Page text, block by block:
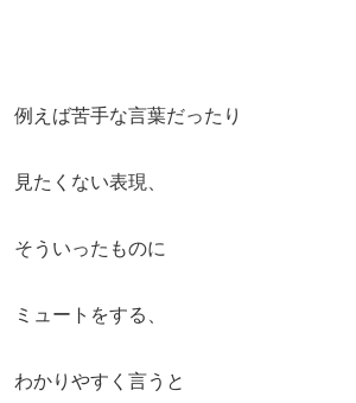
例えば苦手な言葉だったり
見たくない表現、
そういったものに
ミュートをする、
わかりやすく言うと